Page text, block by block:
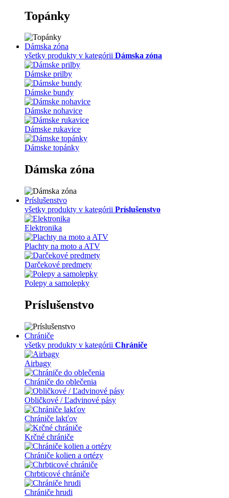
Topánky
Dámska zóna
všetky produkty v kategórii Dámska zóna
Dámske prilby
Dámske bundy
Dámske nohavice
Dámske rukavice
Dámske topánky
Dámska zóna
Príslušenstvo
všetky produkty v kategórii Príslušenstvo
Elektronika
Plachty na moto a ATV
Darčekové predmety
Polepy a samolepky
Príslušenstvo
Chrániče
všetky produkty v kategórii Chrániče
Airbagy
Chrániče do oblečenia
Obličkové / Ľadvinové pásy
Chrániče lakťov
Krčné chrániče
Chrániče kolien a ortézy
Chrbticové chrániče
Chrániče hrudi